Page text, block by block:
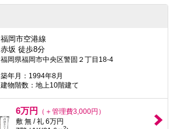
福岡市空港線
赤坂 徒歩8分
福岡県福岡市中央区警固２丁目18-4
築年月：1994年8月
建物階数：地上10階建て
6万円
（＋管理費3,000円）
敷 無 / 礼 6万円